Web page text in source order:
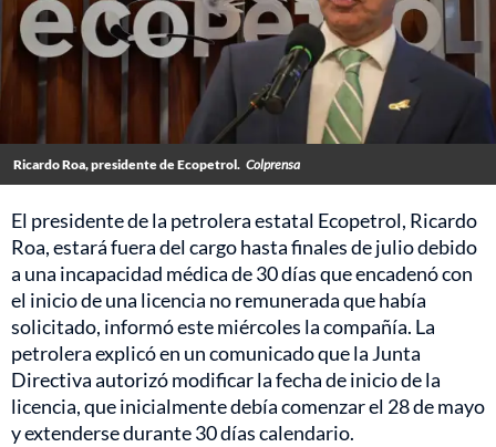
Ricardo Roa, presidente de Ecopetrol. Colprensa
El presidente de la petrolera estatal Ecopetrol, Ricardo
Roa, estará fuera del cargo hasta finales de julio debido
a una incapacidad médica de 30 días que encadenó con
el inicio de una licencia no remunerada que había
solicitado, informó este miércoles la compañía. La
petrolera explicó en un comunicado que la Junta
Directiva autorizó modificar la fecha de inicio de la
licencia, que inicialmente debía comenzar el 28 de mayo
y extenderse durante 30 días calendario.